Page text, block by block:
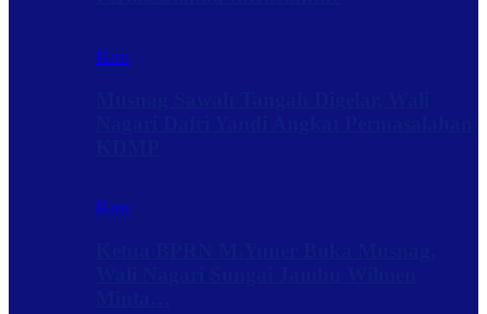
Baru
Baru